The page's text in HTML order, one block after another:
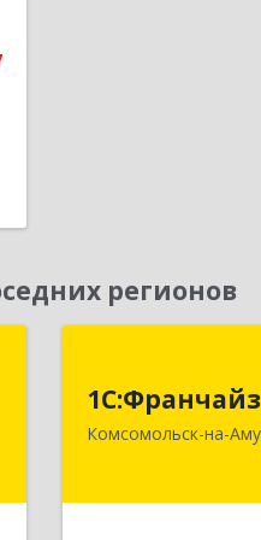
регионов
Комсомольск-на-